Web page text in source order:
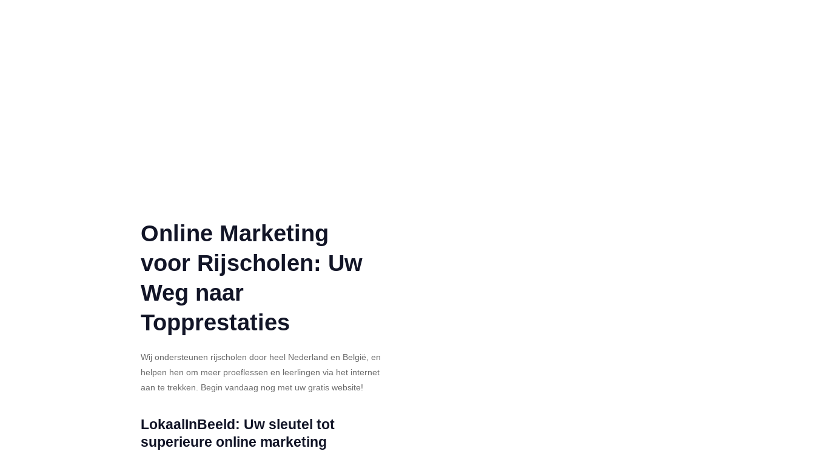
Online Marketing
voor Rijscholen: Uw
Weg naar
Topprestaties
Wij ondersteunen rijscholen door heel Nederland en België, en
helpen hen om meer proeflessen en leerlingen via het internet
aan te trekken. Begin vandaag nog met uw gratis website!
LokaalInBeeld: Uw sleutel tot
superieure online marketing